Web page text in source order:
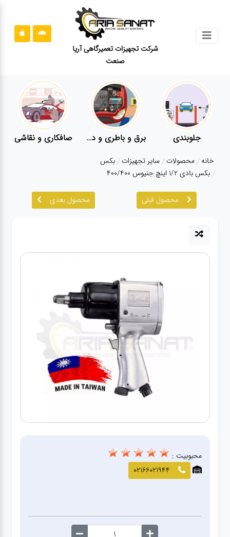
شرکت تجهیزات تعمیرگاهی آریا
صنعت
قوانین
سایت
ارتباط
درباره
ما
آپاراتی
دیاگ
صافکاری
و نقاشی
کارواش
جلوبندی برق و باطری و دیاگ صافکاری و نقاشی
خانه محصولات سایر تجهیزات بکس
بکس بادی ۱/۲ اینچ جنیوس ۴۰۰/۴۰۰
محصول قبلی محصول بعدی
محبوبیت :
02166021944